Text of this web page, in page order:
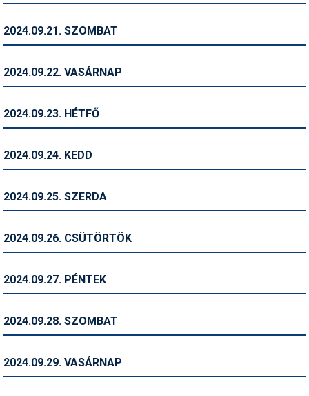
Szakértők
Szánkó
Telemark
Téli sportok
Történelem
Túrasí
Utazási tippek
Védőfelszerelés
2024.09.21. SZOMBAT
2024.09.22. VASÁRNAP
2024.09.23. HÉTFŐ
2024.09.24. KEDD
2024.09.25. SZERDA
2024.09.26. CSÜTÖRTÖK
2024.09.27. PÉNTEK
2024.09.28. SZOMBAT
2024.09.29. VASÁRNAP